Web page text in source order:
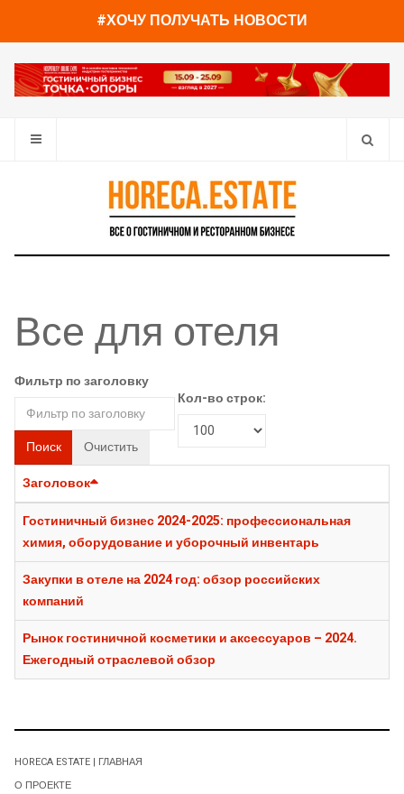
#ХОЧУ ПОЛУЧАТЬ НОВОСТИ
Все для отеля
Фильтр по заголовку
Поиск Очистить
Кол-во строк:
Заголовок
Гостиничный бизнес 2024-2025: профессиональная
химия, оборудование и уборочный инвентарь
Закупки в отеле на 2024 год: обзор российских
компаний
Рынок гостиничной косметики и аксессуаров – 2024.
Ежегодный отраслевой обзор
HORECA ESTATE | ГЛАВНАЯ
О ПРОЕКТЕ